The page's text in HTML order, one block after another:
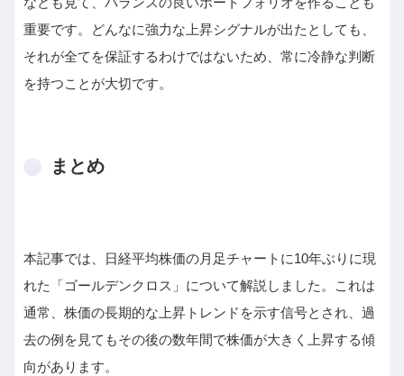
重要です。どんなに強力な上昇シグナルが出たとしても、
それが全てを保証するわけではないため、常に冷静な判断
を持つことが大切です。
まとめ
本記事では、日経平均株価の月足チャートに10年ぶりに現
れた「ゴールデンクロス」について解説しました。これは
通常、株価の長期的な上昇トレンドを示す信号とされ、過
去の例を見てもその後の数年間で株価が大きく上昇する傾
向があります。